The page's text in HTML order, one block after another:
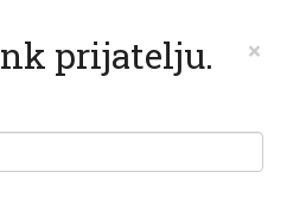
prijatelju. ×